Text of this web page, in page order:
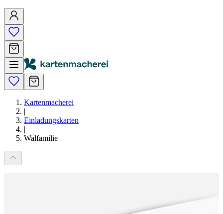
Kartenmacherei
|
Einladungskarten
|
Walfamilie